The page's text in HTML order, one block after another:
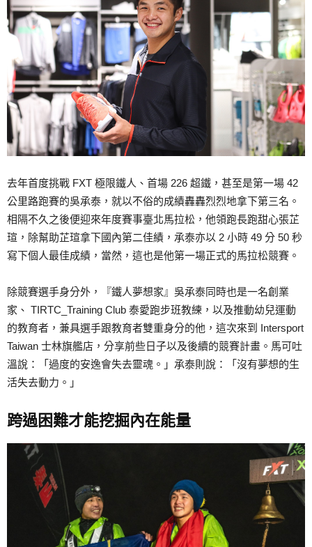
去年首度挑戰 FXT 極限鐵人、首場 226 超鐵，甚至是第一場 42
公里路跑賽的吳承泰，就以不俗的成績轟轟烈烈地拿下第三名。
相隔不久之後便迎來年度賽事臺北馬拉松，他領跑長跑甜心張芷
瑄，除幫助芷瑄拿下國內第二佳績，承泰亦以 2 小時 49 分 50 秒
寫下個人最佳成績，當然，這也是他第一場正式的馬拉松競賽。
除競賽選手身分外，『鐵人夢想家』吳承泰同時也是一名創業
家、 TIRTC_Training Club 泰愛跑步班教練，以及推動幼兒運動
的教育者，兼具選手跟教育者雙重身分的他，這次來到 Intersport
Taiwan 士林旗艦店，分享前些日子以及後續的競賽計畫。馬可吐
溫說：「過度的安逸會失去靈魂。」承泰則說：「沒有夢想的生
活失去動力。」
跨過困難才能挖掘內在能量